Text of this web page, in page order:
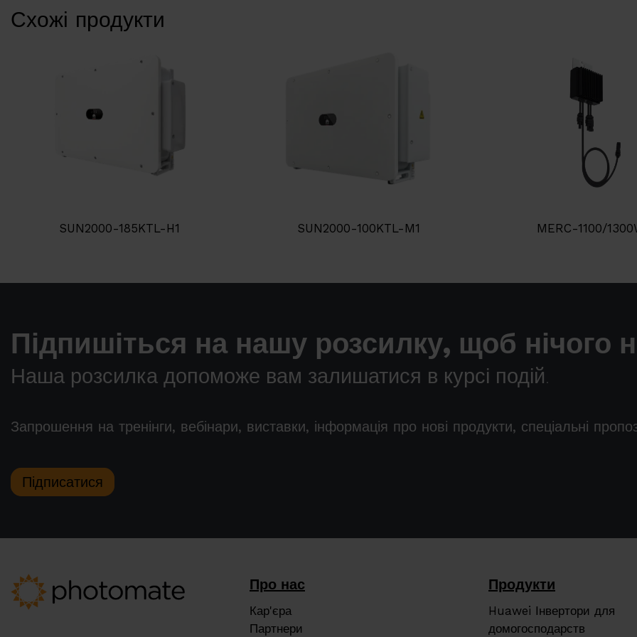
Схожі продукти
SUN2000-185KTL-H1 SUN2000-100KTL-M1 MERC-1100/
Підпишіться на нашу розсилку, щоб нічого
Наша розсилка допоможе вам залишатися в курсі подій.
Запрошення на тренінги, вебінари, виставки, інформація про нові продукти, спеціальні
Підписатися
Про нас
Кар'єра
Партнери
Продукти
Huawei Інвертори для
домогосподарств